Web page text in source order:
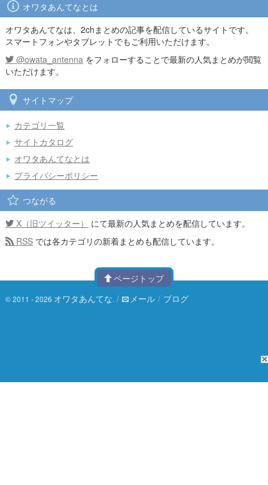
オワタあんてなとは
オワタあんてなは、2chまとめの記事を配信しているサイトです。
スマートフォンやタブレットでもご利用いただけます。
@owata_antenna をフォローすることで最新の人気まとめが閲覧
いただけます。
サイトマップ
カテゴリ一覧
サイトカタログ
オワタあんてなとは
プライバシーポリシー
つながる
X（旧ツイッター）
にて最新の人気まとめを配信しています。
RSS では各カテゴリの新着まとめも配信しています。
ページトップ
© 2011 - 2026 オワタあんてな. / メール / ブログ